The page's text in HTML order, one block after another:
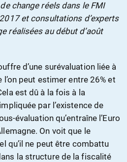
change réels dans le FMI
et consultations d’experts
réalisées au début d’août
d’une surévaluation liée à
l’on peut estimer entre 26% et
est dû à la fois à la
par l’existence de
évaluation qu’entraîne l’Euro
On voit que le
qu’il ne peut être combattu
la structure de la fiscalité